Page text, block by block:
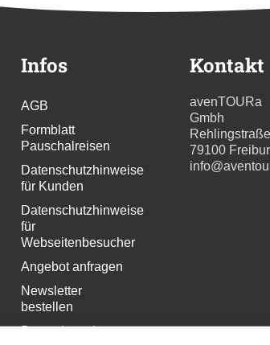
Infos
AGB
Formblatt
Pauschalreisen
Datenschutzhinweise
für Kunden
Datenschutzhinweise
für
Webseitenbesucher
Angebot anfragen
Newsletter
bestellen
Pressekontakt
Kontakt
avenTOURa
Gmbh
79100